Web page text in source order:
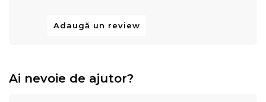
Adaugă un review
Ai nevoie de ajutor?